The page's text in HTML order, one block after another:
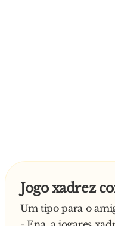
Jogo xadrez
Um tipo para o